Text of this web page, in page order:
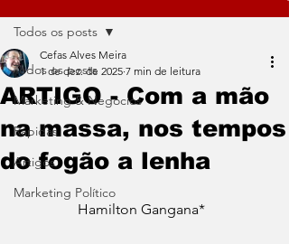
Todos os posts
Marketing & Negócios
Rápidas
Artigos
Marketing Político
Todos os posts
ARTIGO - Com a mão
na massa, nos tempos
do fogão a lenha
Cefas Alves Meira
1 de dez. de 2025 7 min de leitura
                 Hamilton Gangana*